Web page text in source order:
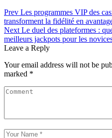
Post
navigation
Prev Les programmes VIP des
transforment la fidélité en
Next Le duel des plateformes :
meilleurs jackpots pour les
Leave a Reply
Your email address will not be
marked *